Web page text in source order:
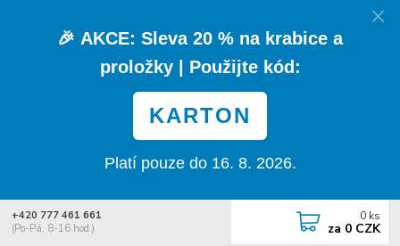
🎉 AKCE: Sleva 20 % na krabice a
proložky| Použijte kód:
KARTON
Platí pouze do 16. 8. 2026.
+420 777 461 661
(Po-Pá, 8-16 hod.)
0 ks
za 0 CZK